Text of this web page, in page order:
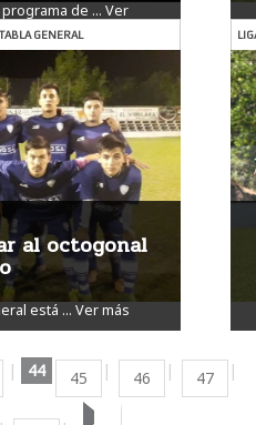
de ... Ver
GENERAL
al octogonal
está ... Ver más
44 45 46 47